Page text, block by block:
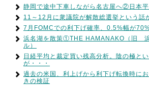
静岡で途中下車しながら名古屋へ②日本
11～12月に衆議院が解散総選挙という話
7月FOMCでの利下げ確率、0.5%幅が70%
浜名湖を散策①THE HAMANAKO（旧
ル）
日経平均と裁定買い残高分析。陰の極と
が・・・
過去の米国、利上げから利下げ転換時に
きの検証